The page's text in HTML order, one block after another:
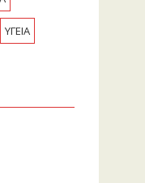
ΥΓΕΙΑ